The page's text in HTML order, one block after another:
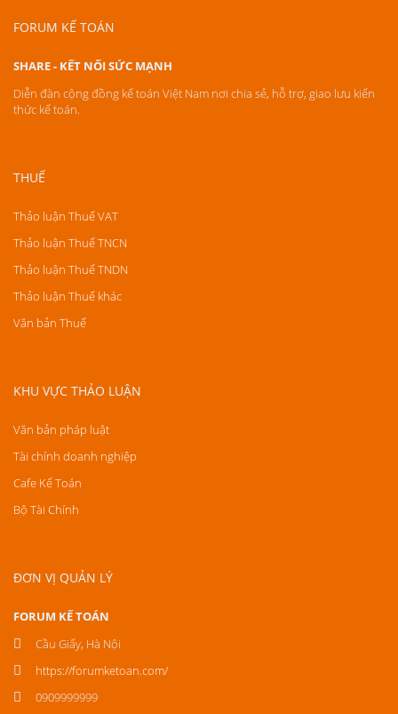
FORUM KẾ TOÁN
SHARE - KẾT NỐI SỨC MẠNH
Diễn đàn cộng đồng kế toán Việt Nam nơi chia sẻ, hỗ trợ, giao lưu kiến
thức kế toán.
THUẾ
Thảo luận Thuế VAT
Thảo luận Thuế TNCN
Thảo luận Thuế TNDN
Thảo luận Thuế khác
Văn bản Thuế
KHU VỰC THẢO LUẬN
Văn bản pháp luật
Tài chính doanh nghiệp
Cafe Kế Toán
Bộ Tài Chính
ĐƠN VỊ QUẢN LÝ
FORUM KẾ TOÁN
Cầu Giấy, Hà Nội
https://forumketoan.com/
0909999999